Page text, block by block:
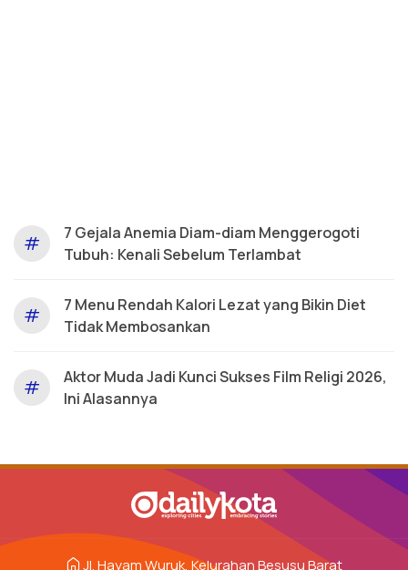
#
7 Gejala Anemia Diam-diam Menggerogoti
Tubuh: Kenali Sebelum Terlambat
#
7 Menu Rendah Kalori Lezat yang Bikin Diet
Tidak Membosankan
#
Aktor Muda Jadi Kunci Sukses Film Religi 2026,
Ini Alasannya
Jl. Hayam Wuruk, Kelurahan Besusu Barat